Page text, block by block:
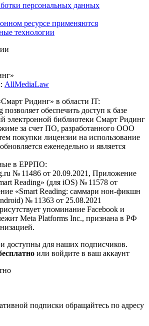
персональных данных
ресурсе применяются
технологии
AllMediaLaw
Ридинг» в области IT:
обеспечить доступ к базе
электронной библиотеки Смарт Ридинг
за счет ПО, разработанного ООО
покупки лицензии на использование
еженедельно и является
в ЕРРПО:
№ 11486 от 20.09.2021, Приложение
Reading» (для iOS) № 11578 от
«Smart Reading: саммари нон-фикшн
№ 11363 от 25.08.2021
упоминание Facebook и
Meta Platforms Inc., признана в РФ
доступны для наших подписчиков.
или войдите в ваш аккаунт
подписки обращайтесь по адресу